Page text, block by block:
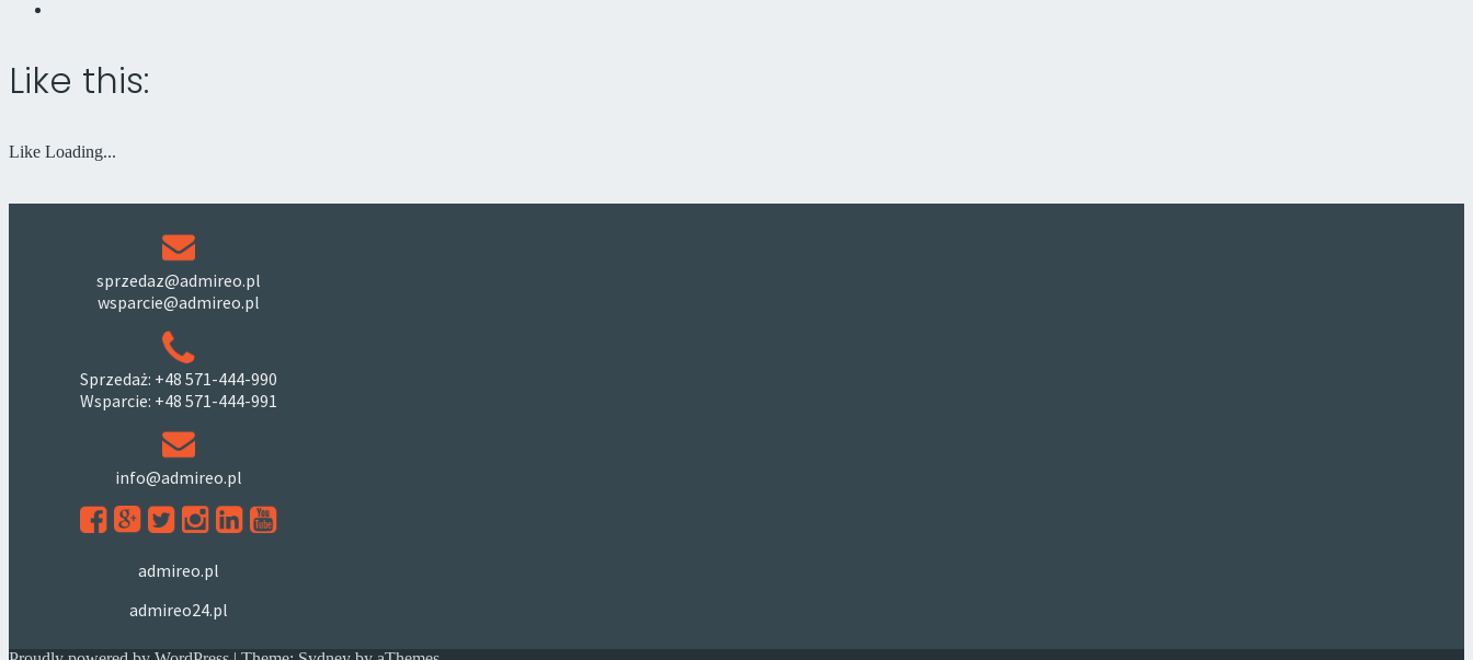
Like this:
Like Loading...
sprzedaz@admireo.pl
wsparcie@admireo.pl
Sprzedaż: +48 571-444-990
Wsparcie: +48 571-444-991
info@admireo.pl
admireo.pl
admireo24.pl